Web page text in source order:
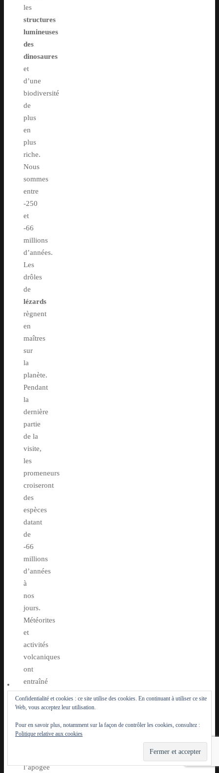
les
structures
lumineuses
des
dinosaures
et
d’une
biodiversité
de
plus
en
plus
riche.
Nous
sommes
entre
-250
et
-66
millions
d’années.
Les
drôles
de
lézards
règnent
en
maîtres
sur
la
planète.
Pendant
la
dernière
partie
de la
visite,
les
promeneurs
croiseront
des
espèces
datant
de
-66
millions
d’années
à
nos
jours.
Météorites
et
activités
volcaniques
ont
entraîné
la
disparition
nombreuses
l’apogée
Confidentialité et cookies : ce site utilise des cookies. En continuant à utiliser ce site
Web, vous acceptez leur utilisation.
Pour en savoir plus, notamment sur la façon de contrôler les cookies, consultez :
Politique relative aux cookies